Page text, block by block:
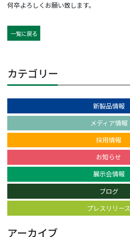
何卒よろしくお願い致します。
一覧に戻る
カテゴリー
新製品情報
メディア情報
採用情報
お知らせ
展示会情報
ブログ
プレスリリース
アーカイブ